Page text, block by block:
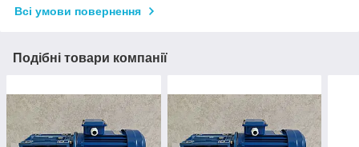
Всі умови повернення
Подібні товари компанії